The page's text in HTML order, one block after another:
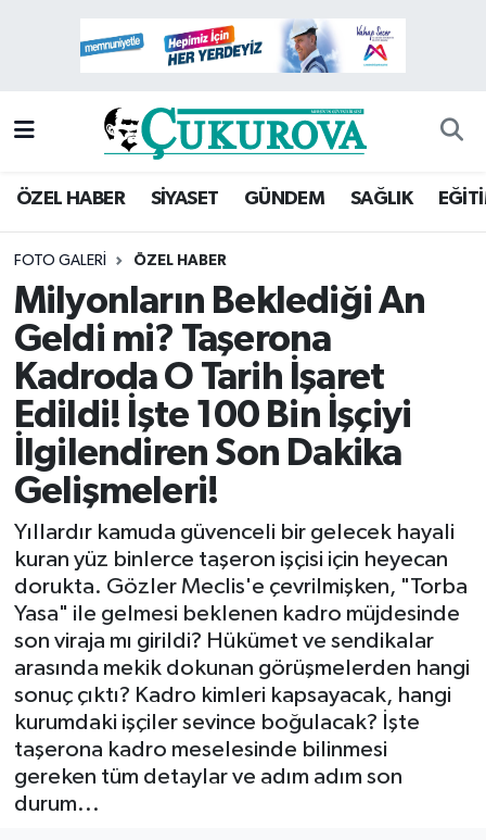
ÖZEL HABER SİYASET GÜNDEM SAĞLIK
FOTO GALERI ÖZEL HABER
Milyonların Beklediği An
Geldi mi? Taşerona
Kadroda O Tarih İşaret
Edildi! İşte 100 Bin İşçiyi
İlgilendiren Son Dakika
Gelişmeleri!
Yıllardır kamuda güvenceli bir gelecek hayali
kuran yüz binlerce taşeron işçisi için heyecan
dorukta. Gözler Meclis'e çevrilmişken, "Torba
Yasa" ile gelmesi beklenen kadro müjdesinde
son viraja mı girildi? Hükümet ve sendikalar
arasında mekik dokunan görüşmelerden hangi
sonuç çıktı? Kadro kimleri kapsayacak, hangi
kurumdaki işçiler sevince boğulacak? İşte
taşerona kadro meselesinde bilinmesi
gereken tüm detaylar ve adım adım son
durum...
Mersin Hava Durumu
Mersin Namaz Vakitleri
Mersin Trafik Yoğunluk Haritası
Süper Lig Puan Durumu ve Fikstür
Tüm Manşetler
Son Dakika Haberleri
Haber Arşivi